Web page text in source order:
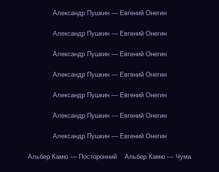
Александр Пушкин — Евгений Онегин
Александр Пушкин — Евгений Онегин
Александр Пушкин — Евгений Онегин
Александр Пушкин — Евгений Онегин
Александр Пушкин — Евгений Онегин
Александр Пушкин — Евгений Онегин
Александр Пушкин — Евгений Онегин
Альбер Камю — Посторонний Альбер Камю — Чума